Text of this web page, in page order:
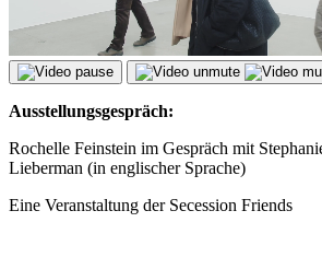
Ausstellungsgespräch:
Rochelle Feinstein im Gespräch mit
Lieberman (in englischer Sprache)
Eine Veranstaltung der Secession Friends